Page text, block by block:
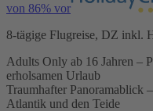
von 86% vor
8-tägige Flugreise, DZ inkl.
Adults Only ab 16 Jahren –
erholsamen Urlaub
Traumhafter Panoramablick
Atlantik und den Teide